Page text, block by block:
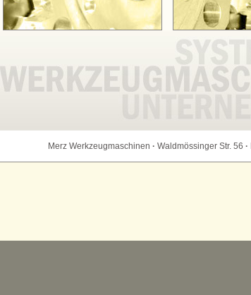
Merz Werkzeugmaschinen · Waldmössinger Str. 56 ·